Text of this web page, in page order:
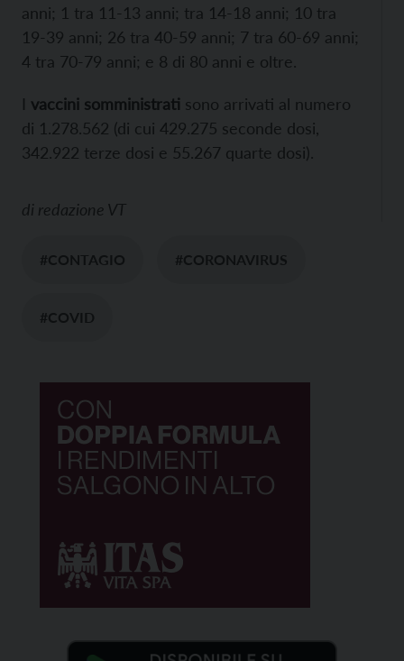
anni; 1 tra 11-13 anni; tra 14-18 anni; 10 tra
19-39 anni; 26 tra 40-59 anni; 7 tra 60-69 anni;
4 tra 70-79 anni; e 8 di 80 anni e oltre.
I vaccini somministrati sono arrivati al numero
di 1.278.562 (di cui 429.275 seconde dosi,
342.922 terze dosi e 55.267 quarte dosi).
di redazione VT
#CONTAGIO #CORONAVIRUS
#COVID